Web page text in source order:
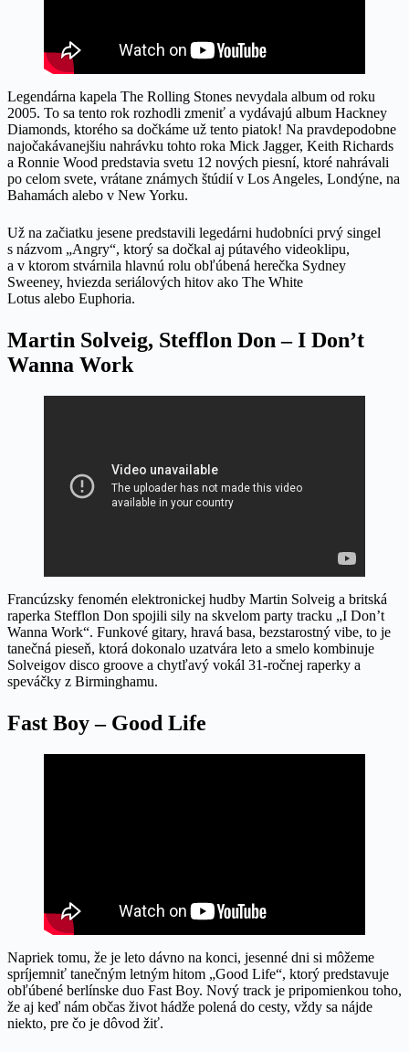
Legendárna kapela The Rolling Stones nevydala album od roku
2005. To sa tento rok rozhodli zmeniť a vydávajú album Hackney
Diamonds, ktorého sa dočkáme už tento piatok! Na pravdepodobne
najočakávanejšiu nahrávku tohto roka Mick Jagger, Keith Richards
a Ronnie Wood predstavia svetu 12 nových piesní, ktoré nahrávali
po celom svete, vrátane známych štúdií v Los Angeles, Londýne, na
Bahamách alebo v New Yorku.
Už na začiatku jesene predstavili legedárni hudobníci prvý singel
s názvom „Angry“, ktorý sa dočkal aj pútavého videoklipu,
a v ktorom stvárnila hlavnú rolu obľúbená herečka Sydney
Sweeney, hviezda seriálových hitov ako The White
Lotus alebo Euphoria.
Martin Solveig, Stefflon Don – I Don’t
Wanna Work
Francúzsky fenomén elektronickej hudby Martin Solveig a britská
raperka Stefflon Don spojili sily na skvelom party tracku „I Don’t
Wanna Work“. Funkové gitary, hravá basa, bezstarostný vibe, to je
tanečná pieseň, ktorá dokonalo uzatvára leto a smelo kombinuje
Solveigov disco groove a chytľavý vokál 31-ročnej raperky a
speváčky z Birminghamu.
Fast Boy – Good Life
Napriek tomu, že je leto dávno na konci, jesenné dni si môžeme
spríjemniť tanečným letným hitom „Good Life“, ktorý predstavuje
obľúbené berlínske duo Fast Boy. Nový track je pripomienkou toho,
že aj keď nám občas život hádže polená do cesty, vždy sa nájde
niekto, pre čo je dôvod žiť.